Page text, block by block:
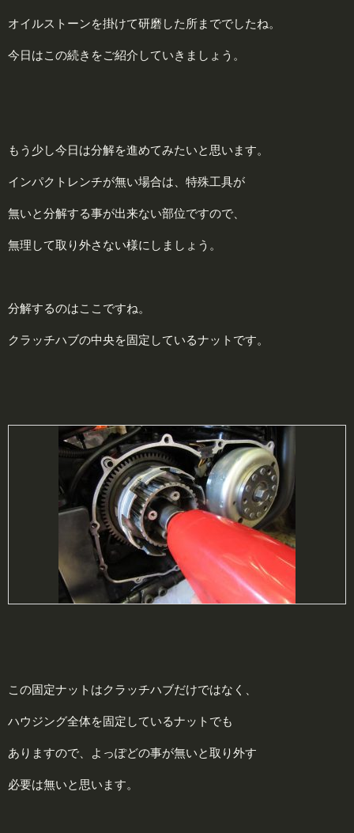
オイルストーンを掛けて研磨した所まででしたね。
今日はこの続きをご紹介していきましょう。
もう少し今日は分解を進めてみたいと思います。
インパクトレンチが無い場合は、特殊工具が
無いと分解する事が出来ない部位ですので、
無理して取り外さない様にしましょう。
分解するのはここですね。
クラッチハブの中央を固定しているナットです。
この固定ナットはクラッチハブだけではなく、
ハウジング全体を固定しているナットでも
ありますので、よっぽどの事が無いと取り外す
必要は無いと思います。